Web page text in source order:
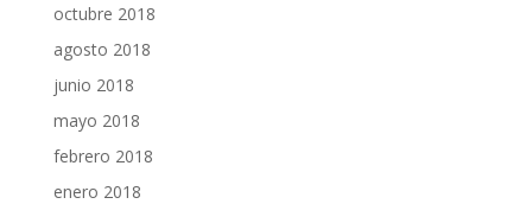
octubre 2018
agosto 2018
junio 2018
mayo 2018
febrero 2018
enero 2018